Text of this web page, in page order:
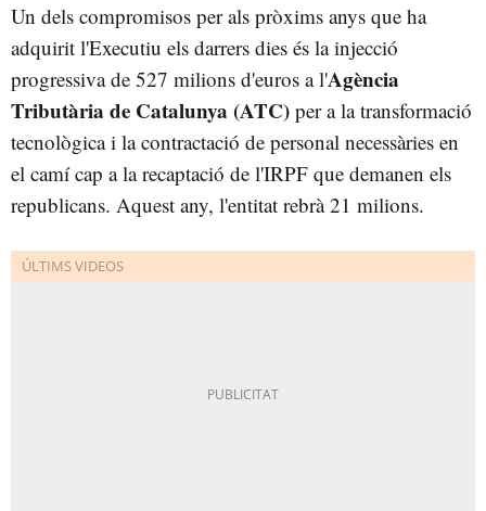
Un dels compromisos per als pròxims anys que ha
adquirit l'Executiu els darrers dies és la injecció
progressiva de 527 milions d'euros a l'Agència
Tributària de Catalunya (ATC) per a la transformació
tecnològica i la contractació de personal necessàries en
el camí cap a la recaptació de l'IRPF que demanen els
republicans. Aquest any, l'entitat rebrà 21 milions.